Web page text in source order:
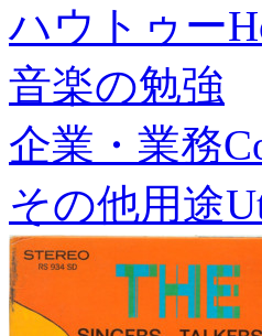
ハウトゥー
音楽の勉強
企業・業務
その他用途